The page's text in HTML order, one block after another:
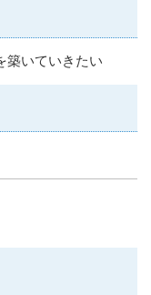
築いていきたい